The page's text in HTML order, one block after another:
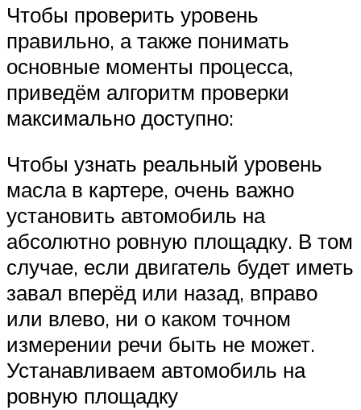
Чтобы проверить уровень
правильно, а также понимать
основные моменты процесса,
приведём алгоритм проверки
максимально доступно:
Чтобы узнать реальный уровень
масла в картере, очень важно
установить автомобиль на
абсолютно ровную площадку. В том
случае, если двигатель будет иметь
завал вперёд или назад, вправо
или влево, ни о каком точном
измерении речи быть не может.
Устанавливаем автомобиль на
ровную площадку